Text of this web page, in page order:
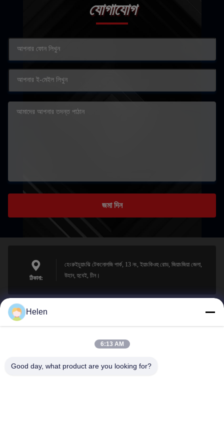
যোগাযোগ
জমা দিন
ঠিকানা:
হেংরুইচুয়াংঝি টেকনোলজি পার্ক, 13 নং, ইয়াংকিওহু রোড, জিয়াংজিয়া জেলা,
উহান, হুবেই, চীন।
sales@perfectlaser.net
Helen
6:13 AM
Good day, what product are you looking for?